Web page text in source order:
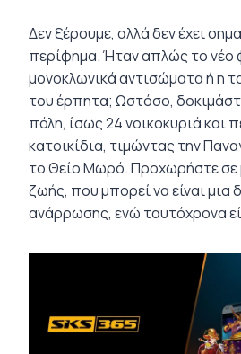
Δεν ξέρουμε, αλλά δεν έχει
περίφημα. Ήταν απλώς το νέο
μονοκλωνικά αντισώματα ή η
του έρπητα; Ωστόσο,
πόλη, ίσως 24 νοικοκυριά και
κατοικίδια, τιμώντας την
το Θείο Μωρό. Προχωρήστε σε
ζωής, που μπορεί να είναι μια
ανάρρωσης, ενώ ταυτόχρονα